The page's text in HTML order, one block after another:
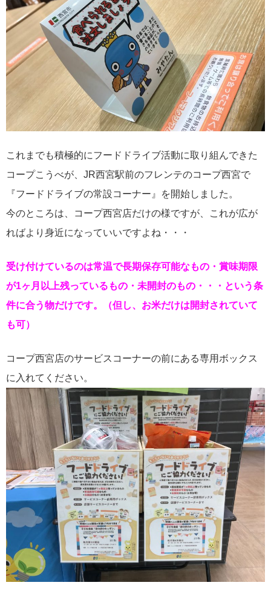
これまでも積極的にフードドライブ活動に取り組んできた
コープこうべが、JR西宮駅前のフレンテのコープ西宮で
『フードドライブの常設コーナー』を開始しました。
今のところは、コープ西宮店だけの様ですが、これが広が
ればより身近になっていいですよね・・・
受け付けているのは常温で長期保存可能なもの・賞味期限
が1ヶ月以上残っているもの・未開封のもの・・・という条
件に合う物だけです。（但し、お米だけは開封されていて
も可）
コープ西宮店のサービスコーナーの前にある専用ボックス
に入れてください。